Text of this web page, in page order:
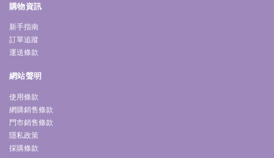
購物資訊
新手指南
訂單追蹤
運送條款
網站聲明
使用條款
網購銷售條款
門市銷售條款
隱私政策
採購條款